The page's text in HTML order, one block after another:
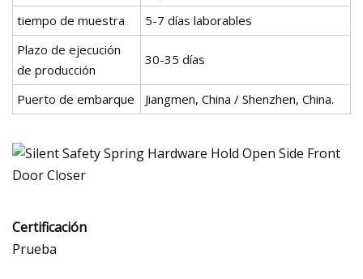
tiempo de muestra
5-7 días laborables
Plazo de ejecución
de producción
30-35 días
Puerto de embarque Jiangmen, China / Shenzhen, China.
Certificación
Prueba